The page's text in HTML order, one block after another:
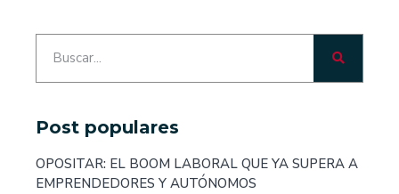
Post populares
OPOSITAR: EL BOOM LABORAL QUE YA SUPERA A
EMPRENDEDORES Y AUTÓNOMOS